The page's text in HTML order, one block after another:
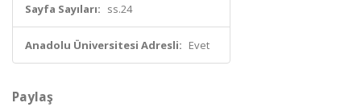
Sayfa Sayıları: ss.24
Anadolu Üniversitesi Adresli: Evet
Paylaş